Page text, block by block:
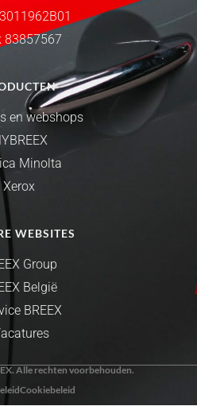
83857567
en webshops
Minolta
Xerox
WEBSITES
Group
België
BREEX
Alle rechten voorbehouden.
Cookiebeleid